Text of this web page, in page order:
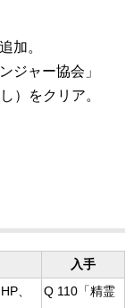
加。
ジャー協会」
）をクリア。
入手
、
Q 110「精霊